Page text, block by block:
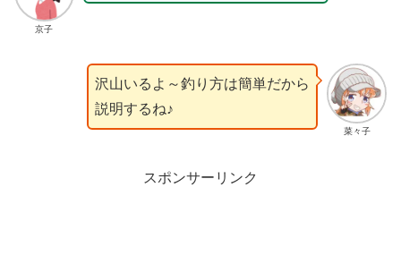
京子
菜々子
沢山いるよ～釣り方は簡単だから
説明するね♪
スポンサーリンク